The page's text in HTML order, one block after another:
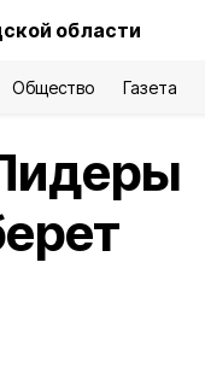
области
Общество Газета